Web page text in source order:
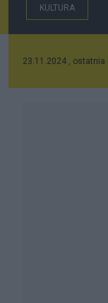
KULTURA
23.11.2024 ,